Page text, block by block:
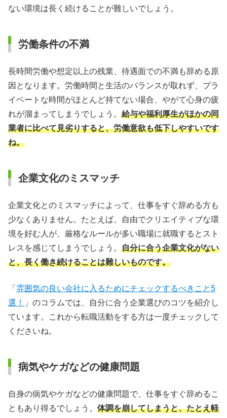
ない環境は長く続けることが難しいでしょう。
労働条件の不満
長時間労働や想定以上の残業、待遇面での不満も辞める原
因となります。労働時間と生活のバランスが取れず、プラ
イベートな時間がほとんど持てない場合、やがて心身の疲
れが溜まってしまうでしょう。 給与や福利厚生がほかの同
業者に比べて見劣りすると、労働意欲も低下しやすいです
ね。
企業文化のミスマッチ
企業文化とのミスマッチによって、仕事をすぐ辞める方も
少なくありません。たとえば、自由でクリエイティブな環
境を好む人が、厳格なルールが多い職場に就職するとスト
レスを感じてしまうでしょう。 自分に合う企業文化がない
と、長く働き続けることは難しいものです。
「 雰囲気の良い会社に入るためにチェックするべきこと5
選！
」のコラムでは、自分に合う企業選びのコツを紹介し
ています。これから転職活動をする方は一度チェックして
くださいね。
病気やケガなどの健康問題
自身の病気やケガなどの健康問題で、仕事をすぐ辞めるこ
ともあり得るでしょう。 体調を崩してしまうと、たとえ軽